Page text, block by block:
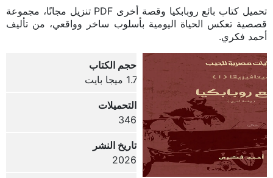
تحميل كتاب بائع روبابكيا وقصة أخرى PDF تنزيل مجانًا، مجموعة
قصصية تعكس الحياة اليومية بأسلوب ساخر وواقعي، من تأليف
أحمد فكري.
حجم الكتاب
1.7 ميجا بايت
التحميلات
346
تاريخ النشر
2026